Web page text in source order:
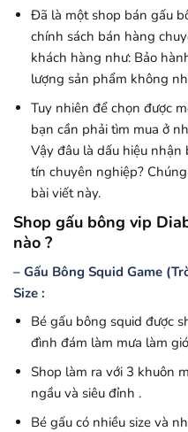
Đã là một shop bán gấu
chính sách bán hàng
khách hàng như: Bảo
lượng sản phẩm không
Tuy nhiên để chọn được
bạn cần phải tìm mua ở
Vậy đâu là dấu hiệu
tín chuyên nghiệp?
bài viết này.
Shop gấu bông vip
nào ?
– Gấu Bông Squid Game
Size :
Bé gấu bông squid được
đình đám làm mưa làm
Shop làm ra với 3 khuôn
ngầu và siêu đỉnh .
Bé gấu có nhiều size và